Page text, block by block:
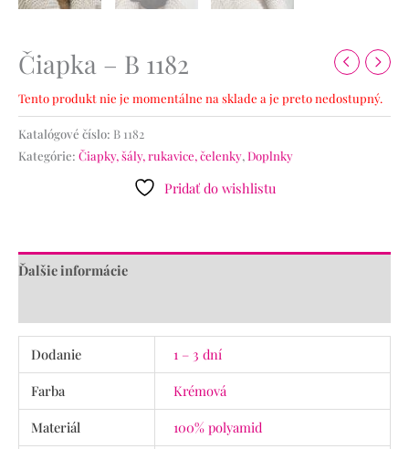
Čiapka – B 1182
Tento produkt nie je momentálne na sklade a je preto nedostupný.
Katalógové číslo: B 1182
Kategórie: Čiapky, šály, rukavice, čelenky,Doplnky
Pridať do wishlistu
Ďalšie informácie
Dodanie
1 – 3 dní
Farba
Krémová
Materiál
100% polyamid